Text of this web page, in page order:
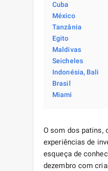
Cuba
México
Tanzânia
Egito
Maldivas
Seicheles
Indonésia, Bali
Brasil
Miami
O som dos patins,
experiências de
esqueça de
dezembro com